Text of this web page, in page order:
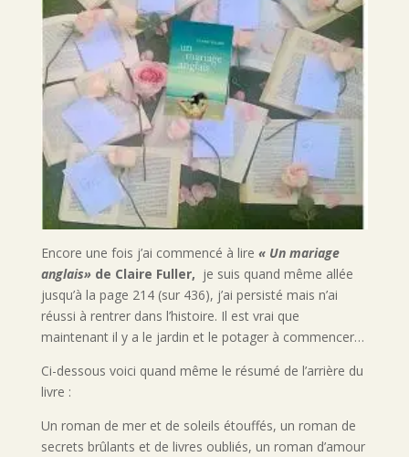
Encore une fois j’ai commencé à lire « Un mariage
anglais»de Claire Fuller, je suis quand même allée
jusqu’à la page 214 (sur 436), j’ai persisté mais n’ai
réussi à rentrer dans l’histoire. Il est vrai que
maintenant il y a le jardin et le potager à commencer…
Ci-dessous voici quand même le résumé de l’arrière du
livre :
Un roman de mer et de soleils étouffés, un roman de
secrets brûlants et de livres oubliés, un roman d’amour